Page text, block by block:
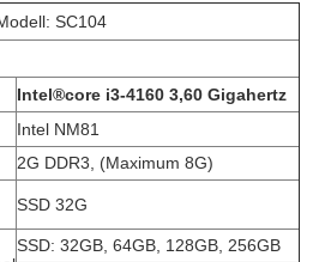
SC104
Intel®core i3-4160 3,60 Gigahertz
Intel NM81
2G DDR3, (Maximum 8G)
SSD 32G
SSD: 32GB, 64GB, 128GB, 256GB